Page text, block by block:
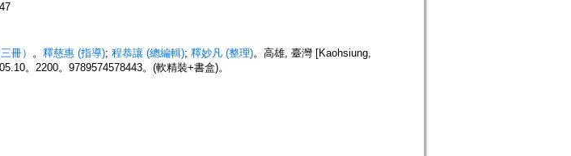
冊） 。 釋慈惠 (指導); 程恭讓 (總編輯); 釋妙凡 (整理)。高雄, 臺灣 [Kaohsiung,
。2200。9789574578443。(軟精裝+書盒)。